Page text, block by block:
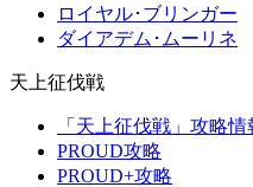
ロイヤル･ブリンガー
ダイアデム･ムーリネ
天上征伐戦
「天上征伐戦」攻略
PROUD攻略
PROUD+攻略